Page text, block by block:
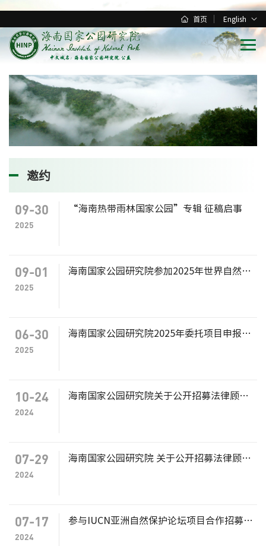
首页 English
邀约
09-30
2025
“海南热带雨林国家公园”专辑 征稿启事
09-01
2025
海南国家公园研究院参加2025年世界自然保护大会相关项目合作伙伴招募公告
06-30
2025
海南国家公园研究院2025年委托项目申报通知
10-24
2024
海南国家公园研究院关于公开招募法律顾问单位的公告
07-29
2024
海南国家公园研究院 关于公开招募法律顾问单位的公告
07-17
2024
参与IUCN亚洲自然保护论坛项目合作招募公告